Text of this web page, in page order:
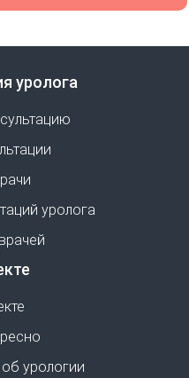
уролога
уролога
урологии